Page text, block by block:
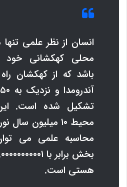
انسان از نظر علمی
محلی کهکشانی خود
باشد که از کهکشان
تشکیل شده است. این
محیط ۱۰ میلیون
محاسبه علمی می
هستی است.